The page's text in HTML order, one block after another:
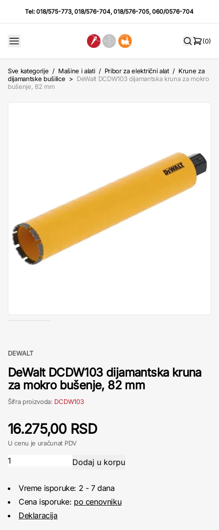
Tel:018/575-773,018/576-704,018/576-705,060/0576-704
(0)
Sve kategorije / Mašine i alati / Pribor za električni alat / Krune za
dijamantske bušilice > DeWalt DCDW103 dijamantska kruna za mokro
bušenje, 82 mm
DEWALT
DeWalt DCDW103 dijamantska kruna
za mokro bušenje, 82 mm
Šifra proizvoda: DCDW103
16.275,00 RSD
U cenu je uračunat PDV
Vreme isporuke: 2 - 7 dana
Cena isporuke: po cenovniku
Deklaracija